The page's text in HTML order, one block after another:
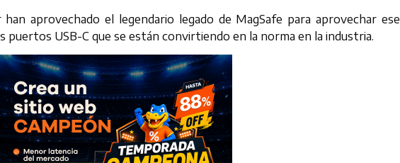
aprovechado el legendario legado de MagSafe para aprovechar ese
puertos USB-C que se están convirtiendo en la norma en la industria.